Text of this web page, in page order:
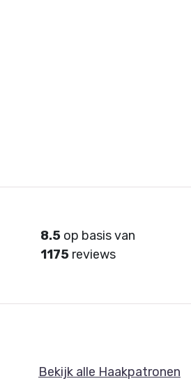
8.5op basis van
1175reviews
Bekijk alle Haakpatronen